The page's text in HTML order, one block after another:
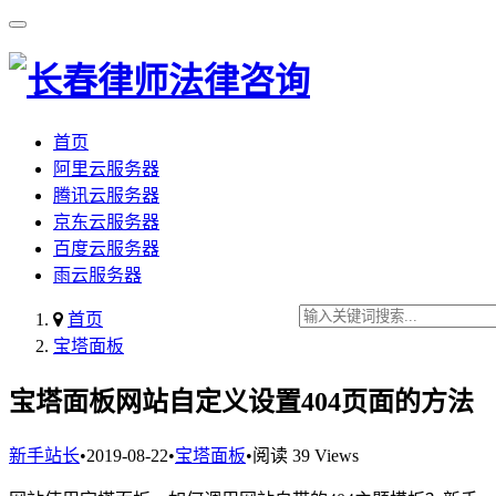
首页
阿里云服务器
腾讯云服务器
京东云服务器
百度云服务器
雨云服务器
首页
宝塔面板
宝塔面板网站自定义设置404页面的方法
新手站长•2019-08-22•宝塔面板•阅读 39 Views